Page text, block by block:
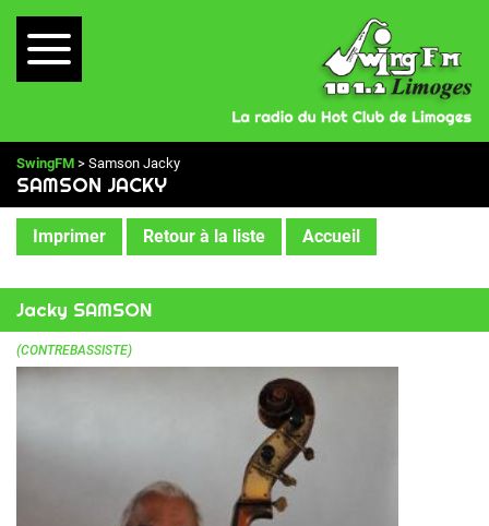
SwingFM > Samson Jacky
SAMSON JACKY
Imprimer Retour à la liste Accueil
Jacky SAMSON
(CONTREBASSISTE)